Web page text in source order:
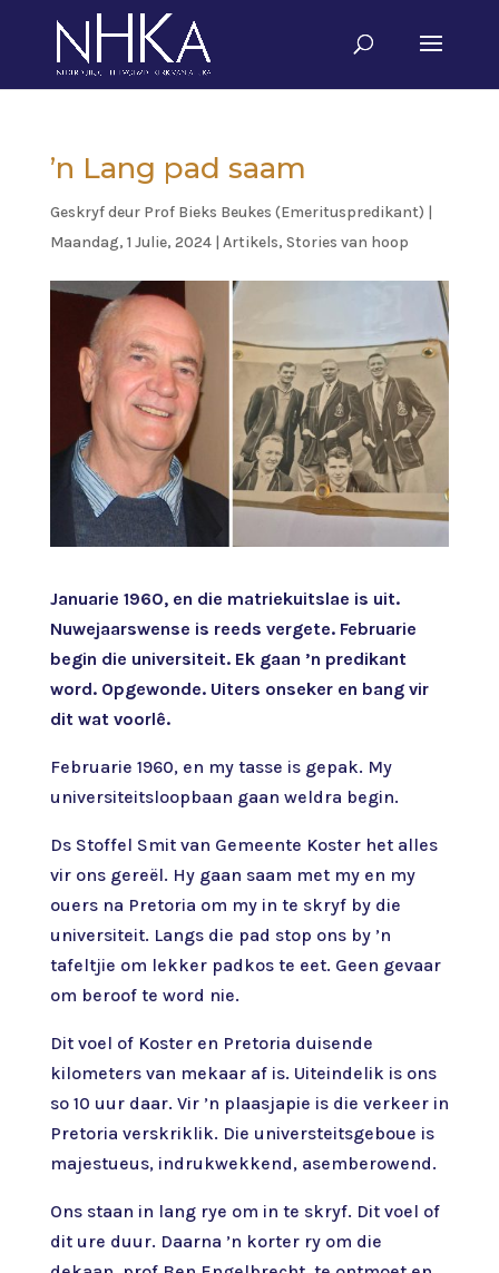
’n Lang pad saam
Geskryf deur Prof Bieks Beukes (Emerituspredikant) |
Maandag, 1 Julie, 2024| Artikels, Stories van hoop
Januarie 1960, en die matriekuitslae is uit.
Nuwejaarswense is reeds vergete. Februarie
begin die universiteit. Ek gaan ’n predikant
word. Opgewonde. Uiters onseker en bang vir
dit wat voorlê.
Februarie 1960, en my tasse is gepak. My
universiteitsloopbaan gaan weldra begin.
Ds Stoffel Smit van Gemeente Koster het alles
vir ons gereël. Hy gaan saam met my en my
ouers na Pretoria om my in te skryf by die
universiteit. Langs die pad stop ons by ’n
tafeltjie om lekker padkos te eet. Geen gevaar
om beroof te word nie.
Dit voel of Koster en Pretoria duisende
kilometers van mekaar af is. Uiteindelik is ons
so 10 uur daar. Vir ’n plaasjapie is die verkeer in
Pretoria verskriklik. Die universteitsgeboue is
majestueus, indrukwekkend, asemberowend.
Ons staan in lang rye om in te skryf. Dit voel of
dit ure duur. Daarna ’n korter ry om die